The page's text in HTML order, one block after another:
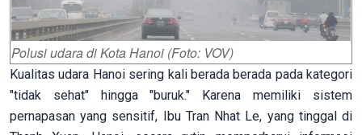
Polusi udara di Kota Hanoi (Foto: VOV)
Kualitas udara Hanoi sering kali berada berada pada kategori
"tidak sehat" hingga "buruk." Karena memiliki sistem
pernapasan yang sensitif, Ibu Tran Nhat Le, yang tinggal di